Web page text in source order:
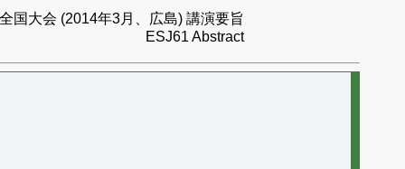
国大会 (2014年3月、広島) 講演要旨
ESJ61 Abstract